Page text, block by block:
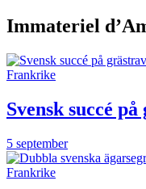
Immateriel
Frankrike
Svensk succé
5 september
Frankrike